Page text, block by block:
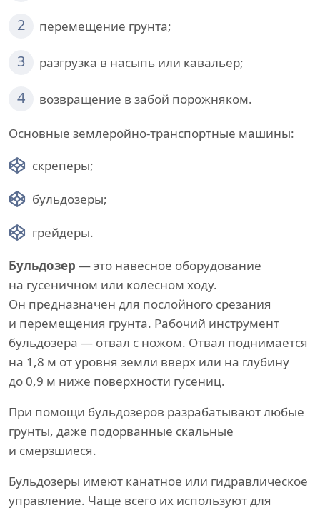
2 перемещение грунта;
3 разгрузка в насыпь или кавальер;
4 возвращение в забой порожняком.
Основные землеройно-транспортные машины:
скреперы;
бульдозеры;
грейдеры.
Бульдозер — это навесное оборудование
на гусеничном или колесном ходу.
Он предназначен для послойного срезания
и перемещения грунта. Рабочий инструмент
бульдозера — отвал с ножом. Отвал поднимается
на 1,8 м от уровня земли вверх или на глубину
до 0,9 м ниже поверхности гусениц.
При помощи бульдозеров разрабатывают любые
грунты, даже подорванные скальные
и смерзшиеся.
Бульдозеры имеют канатное или гидравлическое
управление. Чаще всего их используют для